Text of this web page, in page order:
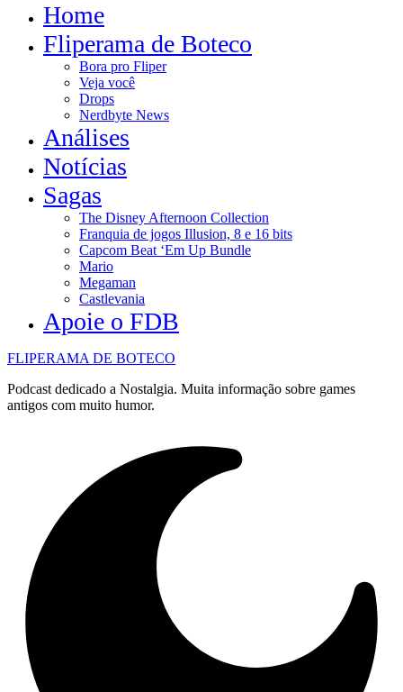
Home
Fliperama de Boteco
Bora pro Fliper
Veja você
Drops
Nerdbyte News
Análises
Notícias
Sagas
The Disney Afternoon Collection
Franquia de jogos Illusion, 8 e 16 bits
Capcom Beat ‘Em Up Bundle
Mario
Megaman
Castlevania
Apoie o FDB
FLIPERAMA DE BOTECO
Podcast dedicado a Nostalgia. Muita informação sobre games
antigos com muito humor.